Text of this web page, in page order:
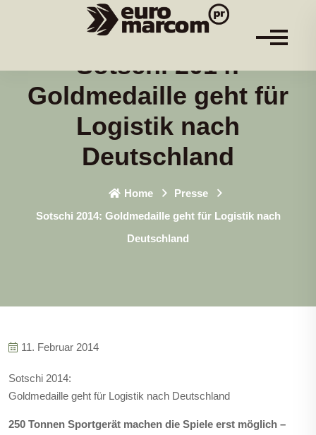
Sotschi 2014:
Goldmedaille geht für
Logistik nach
Deutschland
Home
Presse
Sotschi 2014: Goldmedaille geht für Logistik nach
Deutschland
11. Februar 2014
Sotschi 2014:
Goldmedaille geht für Logistik nach Deutschland
250 Tonnen Sportgerät machen die Spiele erst möglich –